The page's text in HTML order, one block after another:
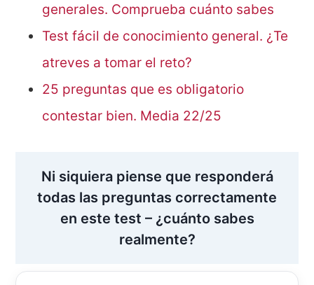
generales. Comprueba cuánto sabes
Test fácil de conocimiento general. ¿Te
atreves a tomar el reto?
25 preguntas que es obligatorio
contestar bien. Media 22/25
Ni siquiera piense que responderá
todas las preguntas correctamente
en este test – ¿cuánto sabes
realmente?